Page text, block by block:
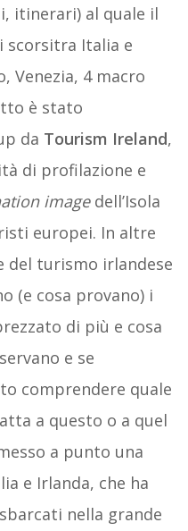
itinerari) al quale il
scorsitra Italia e
Venezia, 4 macro
è stato
da Tourism Ireland,
di profilazione e
imagedell’Isola
europei. In altre
del turismo irlandese
(e cosa provano) i
di più e cosa
e se
comprendere quale
a questo o a quel
a punto una
e Irlanda, che ha
nella grande